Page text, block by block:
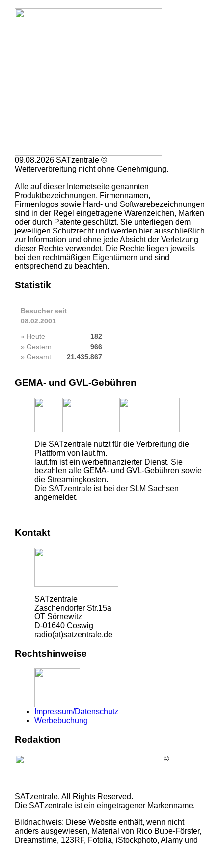
09.08.2026 SATzentrale ©
Weiterverbreitung nicht ohne Genehmigung.
Alle auf dieser Internetseite genannten
Produktbezeichnungen, Firmennamen,
Firmenlogos sowie Hard- und Softwarebezeichnungen
sind in der Regel eingetragene Warenzeichen, Marken
oder durch Patente geschützt. Sie unterliegen dem
jeweiligen Schutzrecht und werden hier ausschließlich
zur Information und ohne jede Absicht der Verletzung
dieser Rechte verwendet. Die Rechte liegen jeweils
bei den rechtmäßigen Eigentümern und sind
entsprechend zu beachten.
Statistik
Besucher seit
08.02.2001
» Heute
182
» Gestern
966
» Gesamt
21.435.867
GEMA- und GVL-Gebühren
Die SATzentrale nutzt für die Verbreitung die
Plattform von laut.fm.
laut.fm ist ein werbefinanzierter Dienst. Sie
bezahlen alle GEMA- und GVL-Gebühren sowie
die Streamingkosten.
Die SATzentrale ist bei der SLM Sachsen
angemeldet.
Kontakt
SATzentrale
Zaschendorfer Str.15a
OT Sörnewitz
D-01640 Coswig
radio(at)satzentrale.de
Rechtshinweise
Impressum/Datenschutz
Werbebuchung
Redaktion
©
SATzentrale. All Rights Reserved.
Die SATzentrale ist ein eingetragener Markenname.
Bildnachweis: Diese Website enthält, wenn nicht
anders ausgewiesen, Material von Rico Bube-Förster,
Dreamstime, 123RF, Fotolia, iStockphoto, Alamy und